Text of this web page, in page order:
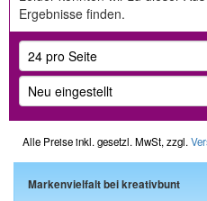
Ergebnisse finden.
Alle Preise inkl. gesetzl. MwSt, zzgl.
Markenvielfalt bei kreativbunt